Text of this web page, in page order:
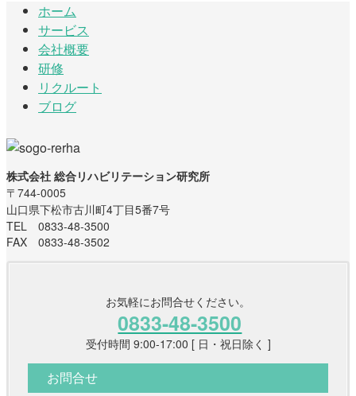
ホーム
サービス
会社概要
研修
リクルート
ブログ
株式会社 総合リハビリテーション研究所
〒744-0005
山口県下松市古川町4丁目5番7号
TEL 0833-48-3500
FAX 0833-48-3502
お気軽にお問合せください。
0833-48-3500
受付時間 9:00-17:00 [ 日・祝日除く ]
お問合せ